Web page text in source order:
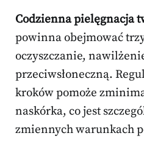
Codzienna pielęgnacja
powinna obejmować
oczyszczanie,
przeciwsłoneczną.
kroków pomoże
naskórka, co jest
zmiennych warunkach